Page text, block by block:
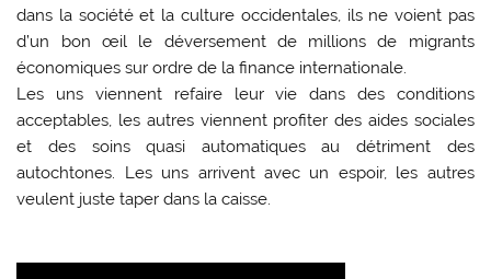
dans la société et la culture occidentales, ils ne voient pas
d’un bon œil le déversement de millions de migrants
économiques sur ordre de la finance internationale.
Les uns viennent refaire leur vie dans des conditions
acceptables, les autres viennent profiter des aides sociales
et des soins quasi automatiques au détriment des
autochtones. Les uns arrivent avec un espoir, les autres
veulent juste taper dans la caisse.